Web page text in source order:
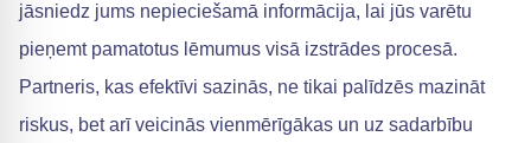
jāsniedz jums nepieciešamā informācija, lai jūs varētu
pieņemt pamatotus lēmumus visā izstrādes procesā.
Partneris, kas efektīvi sazinās, ne tikai palīdzēs mazināt
riskus, bet arī veicinās vienmērīgākas un uz sadarbību